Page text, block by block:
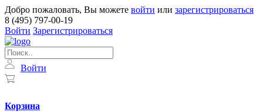
Добро пожаловать, Вы можете войти или зарегистрироваться
8 (495) 797-00-19
Войти Зарегистрироваться
Войти
Корзина